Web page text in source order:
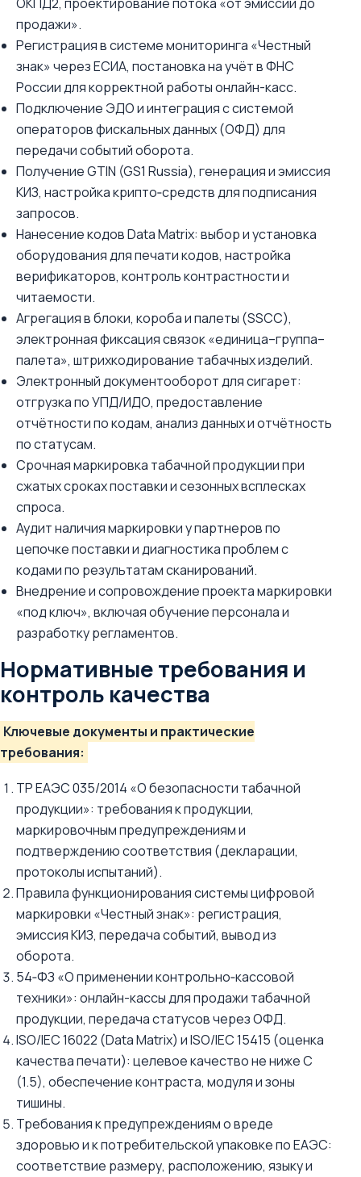
продажи».
Регистрация в системе мониторинга «Честный
знак» через ЕСИА, постановка на учёт в ФНС
России для корректной работы онлайн-касс.
Подключение ЭДО и интеграция с системой
операторов фискальных данных (ОФД) для
передачи событий оборота.
Получение GTIN (GS1 Russia), генерация и эмиссия
КИЗ, настройка крипто‑средств для подписания
запросов.
Нанесение кодов Data Matrix: выбор и установка
оборудования для печати кодов, настройка
верификаторов, контроль контрастности и
читаемости.
Агрегация в блоки, короба и палеты (SSCC),
электронная фиксация связок «единица–группа–
палета», штрихкодирование табачных изделий.
Электронный документооборот для сигарет:
отгрузка по УПД/ИДО, предоставление
отчётности по кодам, анализ данных и отчётность
по статусам.
Срочная маркировка табачной продукции при
сжатых сроках поставки и сезонных всплесках
спроса.
Аудит наличия маркировки у партнеров по
цепочке поставки и диагностика проблем с
кодами по результатам сканирований.
Внедрение и сопровождение проекта маркировки
«под ключ», включая обучение персонала и
разработку регламентов.
Нормативные требования и
контроль качества
Ключевые документы и практические
требования:
ТР ЕАЭС 035/2014 «О безопасности табачной
продукции»: требования к продукции,
маркировочным предупреждениям и
подтверждению соответствия (декларации,
протоколы испытаний).
Правила функционирования системы цифровой
маркировки «Честный знак»: регистрация,
эмиссия КИЗ, передача событий, вывод из
оборота.
54‑ФЗ «О применении контрольно‑кассовой
техники»: онлайн-кассы для продажи табачной
продукции, передача статусов через ОФД.
ISO/IEC 16022 (Data Matrix) и ISO/IEC 15415 (оценка
качества печати): целевое качество не ниже C
(1.5), обеспечение контраста, модуля и зоны
тишины.
Требования к предупреждениям о вреде
здоровью и к потребительской упаковке по ЕАЭС:
соответствие размеру, расположению, языку и